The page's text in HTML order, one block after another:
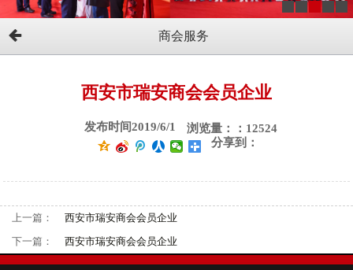
商会服务
西安市瑞安商会会员企业
发布时间2019/6/1
浏览量：：12524
分享到：
上一篇：
西安市瑞安商会会员企业
下一篇：
西安市瑞安商会会员企业